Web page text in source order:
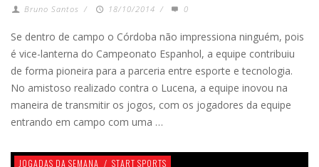
Bruno Santos / 18/10/2014 / 0
Se dentro de campo o Córdoba não impressiona ninguém, pois
é vice-lanterna do Campeonato Espanhol, a equipe contribuiu
de forma pioneira para a parceria entre esporte e tecnologia.
No amistoso realizado contra o Lucena, a equipe inovou na
maneira de transmitir os jogos, com os jogadores da equipe
entrando em campo com uma …
JOGADAS DA SEMANA / START SPORTS